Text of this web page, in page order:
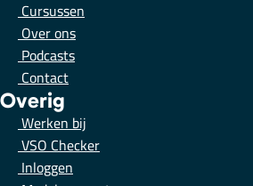
Cursussen
Over ons
Podcasts
Contact
Overig
Werken bij
VSO Checker
Inloggen